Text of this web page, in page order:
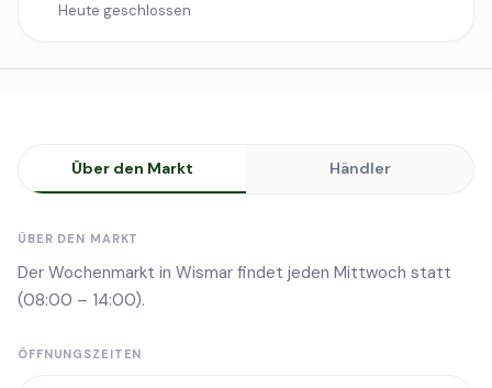
Heute geschlossen
Über den Markt Händler
ÜBER DEN MARKT
Der Wochenmarkt in Wismar findet jeden Mittwoch statt
(08:00 – 14:00).
ÖFFNUNGSZEITEN